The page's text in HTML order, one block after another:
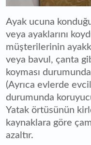
Ayak ucuna
veya ayaklarını
müşterilerinin
veya bavul, çanta
koyması
(Ayrıca evlerde
durumunda
Yatak örtüsünün
kaynaklara göre
azaltır.